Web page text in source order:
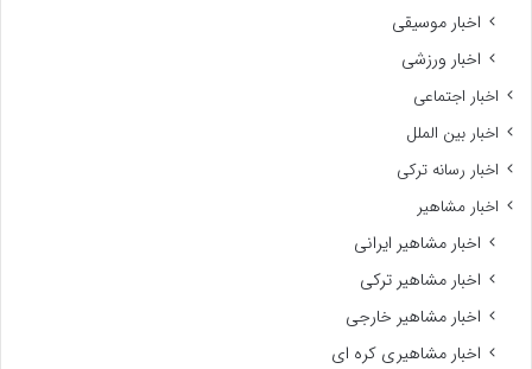
اخبار موسیقی
اخبار ورزشی
اخبار اجتماعی
اخبار بین الملل
اخبار رسانه ترکی
اخبار مشاهیر
اخبار مشاهیر ایرانی
اخبار مشاهیر ترکی
اخبار مشاهیر خارجی
اخبار مشاهیری کره ای